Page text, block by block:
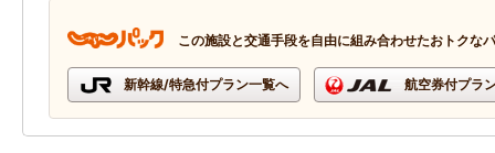
この施設と交通手段を自由に組み合わせたおトクな
新幹線/特急付プラン一覧へ 航空券付プラ